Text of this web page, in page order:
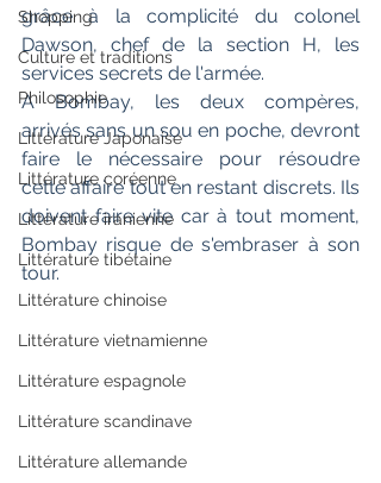
Shopping
Culture et traditions
Philosophie
Littérature Japonaise
Littérature coréenne
Littérature iranienne
Littérature tibétaine
Littérature chinoise
Littérature vietnamienne
Littérature espagnole
Littérature scandinave
Littérature allemande
grâce à la complicité du colonel
Dawson, chef de la section H, les
services secrets de l'armée.
A Bombay, les deux compères,
arrivés sans un sou en poche, devront
faire le nécessaire pour résoudre
cette affaire tout en restant discrets. Ils
doivent faire vite car à tout moment,
Bombay risque de s'embraser à son
tour.